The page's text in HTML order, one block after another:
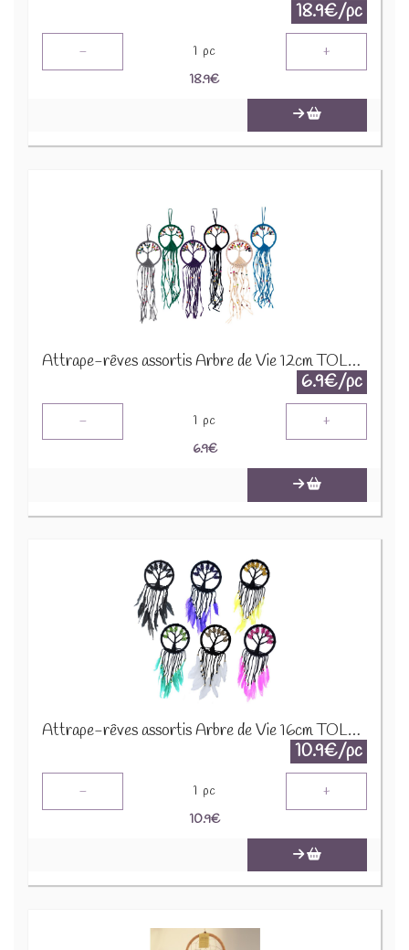
18.9€/pc
- 1 pc +
18.9€
Attrape-rêves assortis Arbre de Vie 12cm TOLD-01
6.9€/pc
- 1 pc +
6.9€
Attrape-rêves assortis Arbre de Vie 16cm TOLD-02
10.9€/pc
- 1 pc +
10.9€